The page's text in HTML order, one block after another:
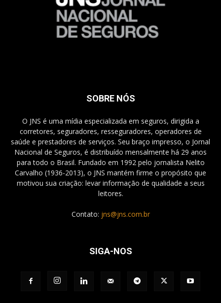
SOBRE NÓS
O JNS é uma mídia especializada em seguros, dirigida a
corretores, seguradores, resseguradores, operadores de
saúde e prestadores de serviços. Seu braço impresso, o Jornal
Nacional de Seguros, é distribuído mensalmente há 29 anos
para todo o Brasil. Fundado em 1992 pelo jornalista Nelito
Carvalho (1936-2013), o JNS mantém firme o propósito que
motivou sua criação: levar informação de qualidade a seus
leitores.
Contato: jns@jns.com.br
SIGA-NOS